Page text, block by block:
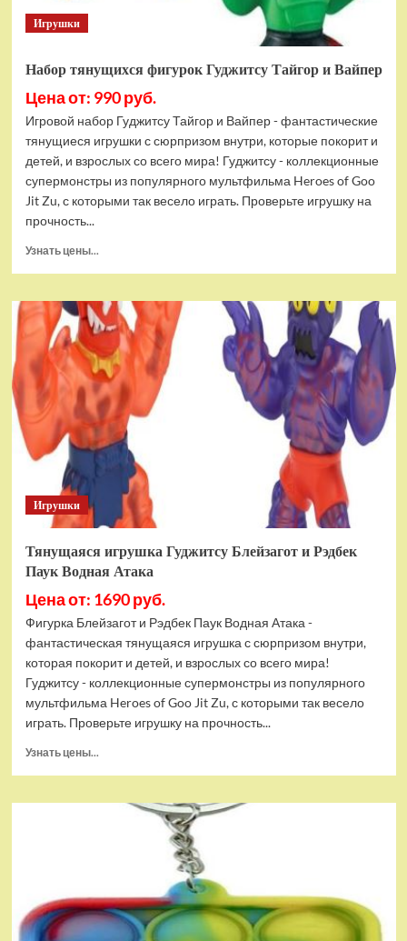
Игрушки
Набор тянущихся фигурок Гуджитсу Тайгор и Вайпер
Цена от: 990 руб.
Игровой набор Гуджитсу Тайгор и Вайпер - фантастические
тянущиеся игрушки с сюрпризом внутри, которые покорит и
детей, и взрослых со всего мира! Гуджитсу - коллекционные
супермонстры из популярного мультфильма Heroes of Goo
Jit Zu, с которыми так весело играть. Проверьте игрушку на
прочность...
Узнать цены...
Набор
тянущихся
фигурок
Гуджитсу
Тайгор
и
Вайпер
Игрушки
Тянущаяся игрушка Гуджитсу Блейзагот и Рэдбек
Паук Водная Атака
Цена от: 1690 руб.
Фигурка Блейзагот и Рэдбек Паук Водная Атака -
фантастическая тянущаяся игрушка с сюрпризом внутри,
которая покорит и детей, и взрослых со всего мира!
Гуджитсу - коллекционные супермонстры из популярного
мультфильма Heroes of Goo Jit Zu, с которыми так весело
играть. Проверьте игрушку на прочность...
Узнать цены...
Тянущаяся
Паук
Водная